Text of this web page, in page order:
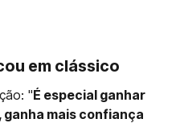
em clássico
"É especial ganhar
ganha mais confiança